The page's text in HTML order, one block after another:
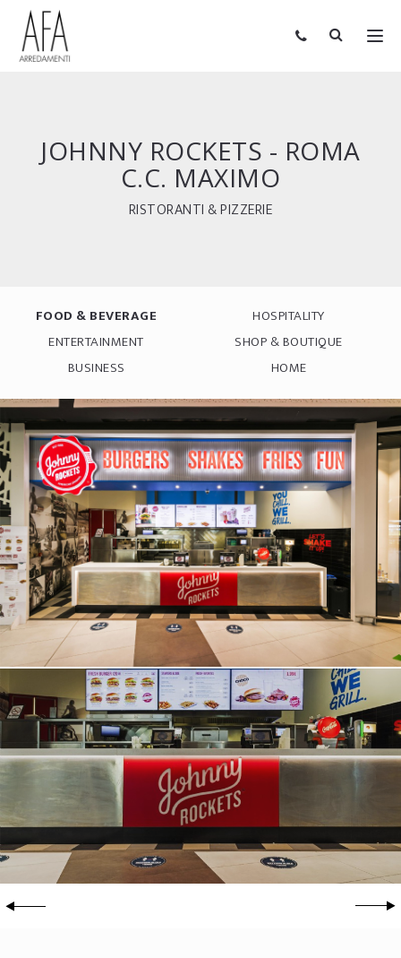
JOHNNY ROCKETS - ROMA
C.C. MAXIMO
RISTORANTI & PIZZERIE
FOOD & BEVERAGE
HOSPITALITY
ENTERTAINMENT
SHOP & BOUTIQUE
BUSINESS
HOME